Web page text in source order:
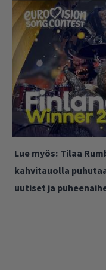
Lue myös: Tilaa
kahvitauolla
uutiset ja